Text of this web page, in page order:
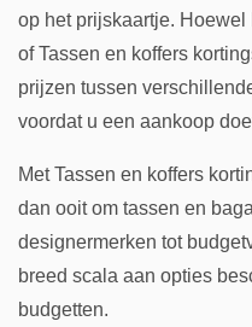
op het prijskaartje.
of Tassen en koffers
prijzen tussen
voordat u een aankoop
Met Tassen en koffers
dan ooit om tassen en
designermerken tot
breed scala aan opties
budgetten.